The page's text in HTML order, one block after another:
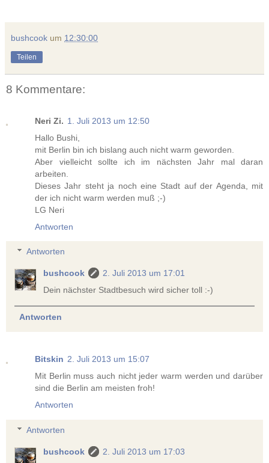
bushcook um 12:30:00
Teilen
8 Kommentare:
Neri Zi. 1. Juli 2013 um 12:50
Hallo Bushi,
mit Berlin bin ich bislang auch nicht warm geworden.
Aber vielleicht sollte ich im nächsten Jahr mal daran
arbeiten.
Dieses Jahr steht ja noch eine Stadt auf der Agenda, mit
der ich nicht warm werden muß ;-)
LG Neri
Antworten
Antworten
bushcook
2. Juli 2013 um 17:01
Dein nächster Stadtbesuch wird sicher toll :-)
Antworten
Bitskin 2. Juli 2013 um 15:07
Mit Berlin muss auch nicht jeder warm werden und darüber
sind die Berlin am meisten froh!
Antworten
Antworten
bushcook
2. Juli 2013 um 17:03